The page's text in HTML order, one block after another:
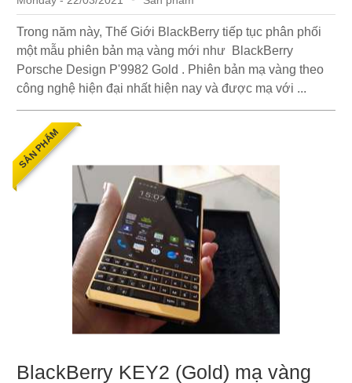
Trong năm này, Thế Giới BlackBerry tiếp tục phân phối
một mẫu phiên bản mạ vàng mới như BlackBerry
Porsche Design P'9982 Gold . Phiên bản mạ vàng theo
công nghệ hiện đại nhất hiện nay và được mạ với ...
SẢN PHẨM
BlackBerry KEY2 (Gold) mạ vàng